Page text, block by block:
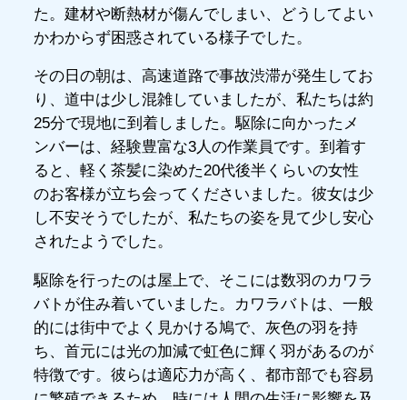
た。建材や断熱材が傷んでしまい、どうしてよい
かわからず困惑されている様子でした。
その日の朝は、高速道路で事故渋滞が発生してお
り、道中は少し混雑していましたが、私たちは約
25分で現地に到着しました。駆除に向かったメ
ンバーは、経験豊富な3人の作業員です。到着す
ると、軽く茶髪に染めた20代後半くらいの女性
のお客様が立ち会ってくださいました。彼女は少
し不安そうでしたが、私たちの姿を見て少し安心
されたようでした。
駆除を行ったのは屋上で、そこには数羽のカワラ
バトが住み着いていました。カワラバトは、一般
的には街中でよく見かける鳩で、灰色の羽を持
ち、首元には光の加減で虹色に輝く羽があるのが
特徴です。彼らは適応力が高く、都市部でも容易